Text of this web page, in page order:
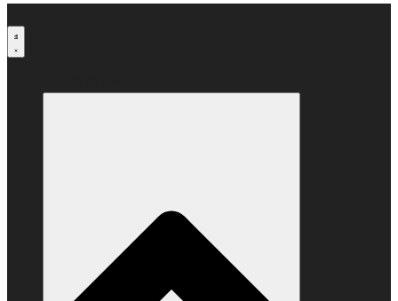
στο
περιεχόμενο